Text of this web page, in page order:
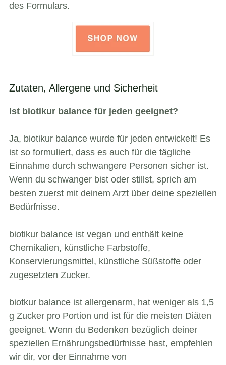
des Formulars.
Zutaten, Allergene und Sicherheit
Ist biotikur balance für jeden geeignet?
Ja, biotikur balance wurde für jeden entwickelt! Es
ist so formuliert, dass es auch für die tägliche
Einnahme durch schwangere Personen sicher ist.
Wenn du schwanger bist oder stillst, sprich am
besten zuerst mit deinem Arzt über deine speziellen
Bedürfnisse.
biotikur balance ist vegan und enthält keine
Chemikalien, künstliche Farbstoffe,
Konservierungsmittel, künstliche Süßstoffe oder
zugesetzten Zucker.
biotkur balance ist allergenarm, hat weniger als 1,5
g Zucker pro Portion und ist für die meisten Diäten
geeignet. Wenn du Bedenken bezüglich deiner
speziellen Ernährungsbedürfnisse hast, empfehlen
wir dir, vor der Einnahme von